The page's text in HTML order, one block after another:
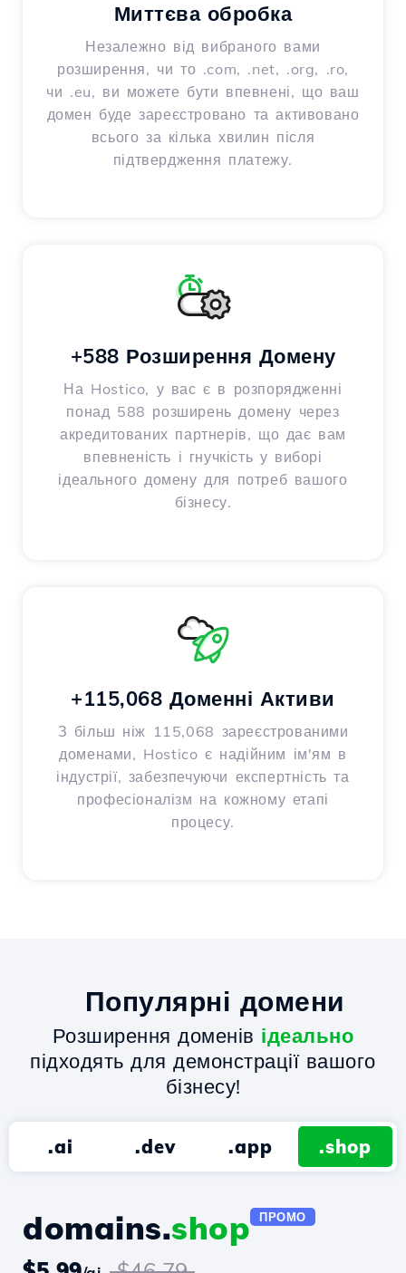
Миттєва обробка
Незалежно від вибраного вами
розширення, чи то .com, .net, .org, .ro,
чи .eu, ви можете бути впевнені, що ваш
домен буде зареєстровано та активовано
всього за кілька хвилин після
підтвердження платежу.
+588 Розширення Домену
На Hostico, у вас є в розпорядженні
понад 588 розширень домену через
акредитованих партнерів, що дає вам
впевненість і гнучкість у виборі
ідеального домену для потреб вашого
бізнесу.
+115,068 Доменні Активи
З більш ніж 115,068 зареєстрованими
доменами, Hostico є надійним ім'ям в
індустрії, забезпечуючи експертність та
професіоналізм на кожному етапі
процесу.
Популярні домени
Розширення доменів ідеально
підходять для демонстрації вашого
бізнесу!
.ai .dev .app .shop
domains.shop ПРОМО